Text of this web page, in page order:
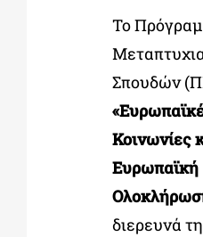
ΕΚΠΑΙΔΕΥΤΙΚΑ ΙΔΡΥΜΑΤΑ
ΠΟΛΙΤΙΣΤΙΚΟΙ ΦΟΡΕΙΣ
Το
Σπουδών
Κοινωνίες
Ευρωπαϊκή
διερευνά